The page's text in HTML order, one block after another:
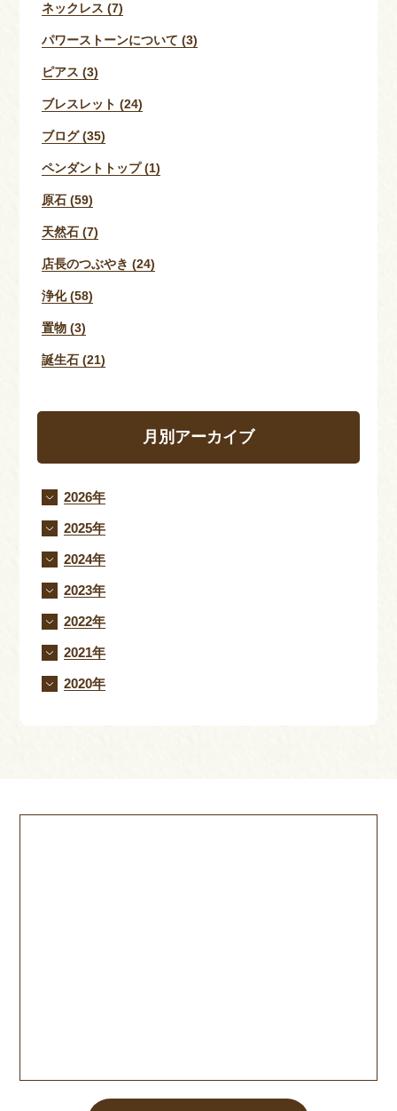
ネックレス (7)
パワーストーンについて (3)
ピアス (3)
ブレスレット (24)
ブログ (35)
ペンダントトップ (1)
原石 (59)
天然石 (7)
店長のつぶやき (24)
浄化 (58)
置物 (3)
誕生石 (21)
月別アーカイブ
2026年
2025年
2024年
2023年
2022年
2021年
2020年